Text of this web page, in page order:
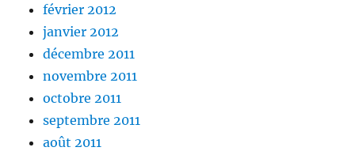
février 2012
janvier 2012
décembre 2011
novembre 2011
octobre 2011
septembre 2011
août 2011